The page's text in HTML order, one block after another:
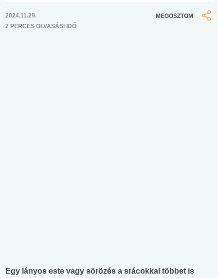
2024.11.29.
2 PERCES OLVASÁSI IDŐ
MEGOSZTOM
Egy lányos este vagy sörözés a srácokkal többet is